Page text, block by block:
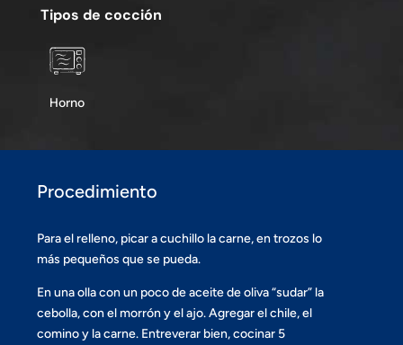
Tipos de cocción
Horno
Procedimiento
Para el relleno, picar a cuchillo la carne, en trozos lo
más pequeños que se pueda.
En una olla con un poco de aceite de oliva “sudar” la
cebolla, con el morrón y el ajo. Agregar el chile, el
comino y la carne. Entreverar bien, cocinar 5